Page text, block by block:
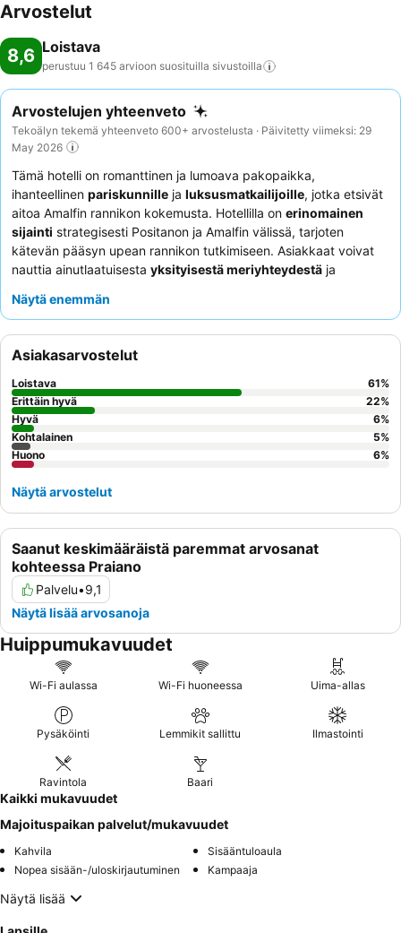
Arvostelut
8,6 Loistava
perustuu 1 645 arvioon suosituilla sivustoilla
Arvostelujen yhteenveto
Tekoälyn tekemä yhteenveto 600+ arvostelusta · Päivitetty viimeksi: 29
May 2026
Tämä hotelli on romanttinen ja lumoava pakopaikka,
ihanteellinen pariskunnille ja luksusmatkailijoille, jotka etsivät
aitoa Amalfin rannikon kokemusta. Hotellilla on erinomainen
sijainti strategisesti Positanon ja Amalfin välissä, tarjoten
kätevän pääsyn upean rannikon tutkimiseen. Asiakkaat voivat
nauttia ainutlaatuisesta yksityisestä meriyhteydestä ja
palvelu saavat jatkuvasti paljon kiitosta, ja
täydentää korkeasti arvostettu aamiaisbuffet, joka tarjoaa
monipuolisia vaihtoehtoja ja paikallisia tuotteita. Todella
ikimuistoisen oleskelun takaamiseksi harkitse huoneen
varaamista
Näytä enemmän
Saanut keskimääräistä paremmat arvosanat
kohteessa Praiano
Palvelu•9,1
Näytä lisää arvosanoja
Asiakasarvostelut
Loistava 61%
Erittäin hyvä
22%
Hyvä
6%
Kohtalainen
5%
Huono
6%
Näytä arvostelut
Huippumukavuudet
Wi-Fi aulassa Wi-Fi huoneessa Uima-allas
Pysäköinti Lemmikit sallittu Ilmastointi
Ravintola Baari
Kaikki mukavuudet
Majoituspaikan palvelut/mukavuudet
Kahvila
Sisääntuloaula
Nopea sisään-/uloskirjautuminen
Kampaaja
Näytä lisää